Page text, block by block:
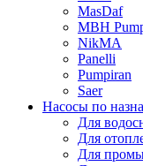
MasDaf
MBH
NikMA
Panelli
Pumpiran
Saer
Насосы по
Для
Для
Для